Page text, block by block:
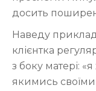
досить
Наведу
клієнтка
з боку матері:
якимись